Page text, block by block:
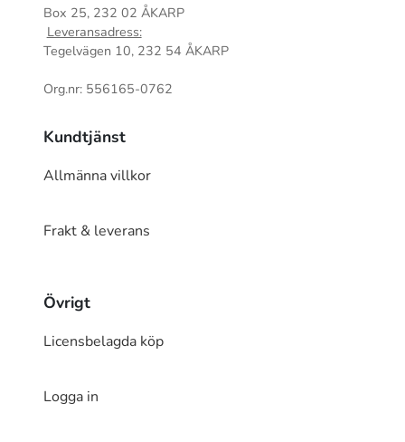
Box 25, 232 02 ÅKARP
Leveransadress:
Tegelvägen 10, 232 54 ÅKARP
Org.nr: 556165-0762
Kundtjänst
Allmänna villkor
Frakt & leverans
Övrigt
Licensbelagda köp
Logga in